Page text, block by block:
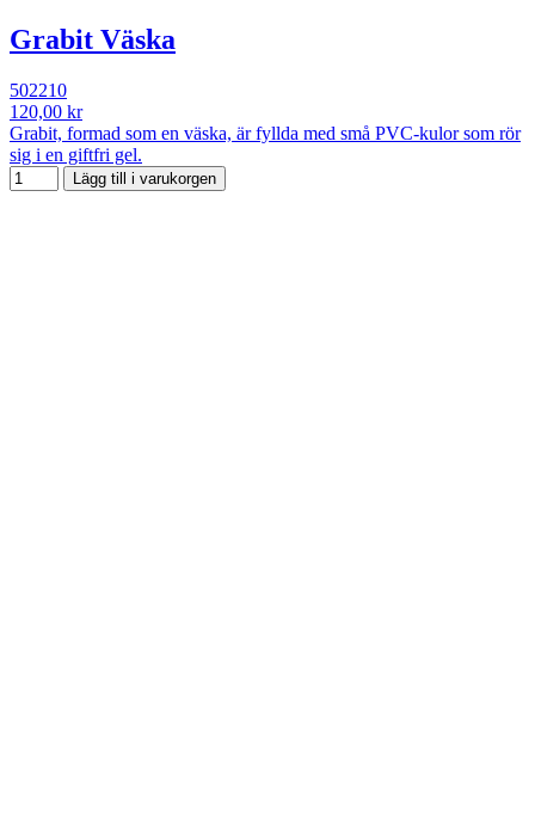
Grabit Väska
502210
120,00 kr
Grabit, formad som en väska, är fyllda med små PVC-kulor som rör
sig i en giftfri gel.
Lägg till i varukorgen